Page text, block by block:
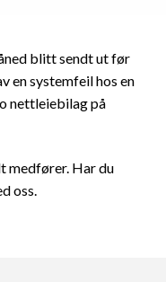
blitt sendt ut før
en systemfeil hos en
nettleiebilag på
medfører. Har du
oss.